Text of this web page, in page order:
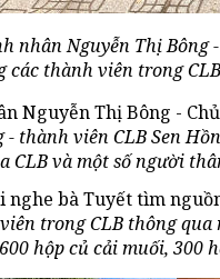
nhân Nguyễn Thị Bông
các thành viên trong
Nguyễn Thị Bông -
- thành viên CLB Sen
CLB và một số người
bà Tuyết tìm
trong CLB thông qua
hộp củ cải muối, 300